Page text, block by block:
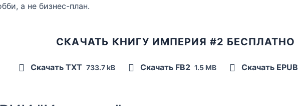
а не бизнес-план.
СКАЧАТЬ КНИГУ ИМПЕРИЯ #2 БЕСПЛАТНО
Скачать TXT 733.7 kB Скачать FB2 1.5 MB Скачать EPUB